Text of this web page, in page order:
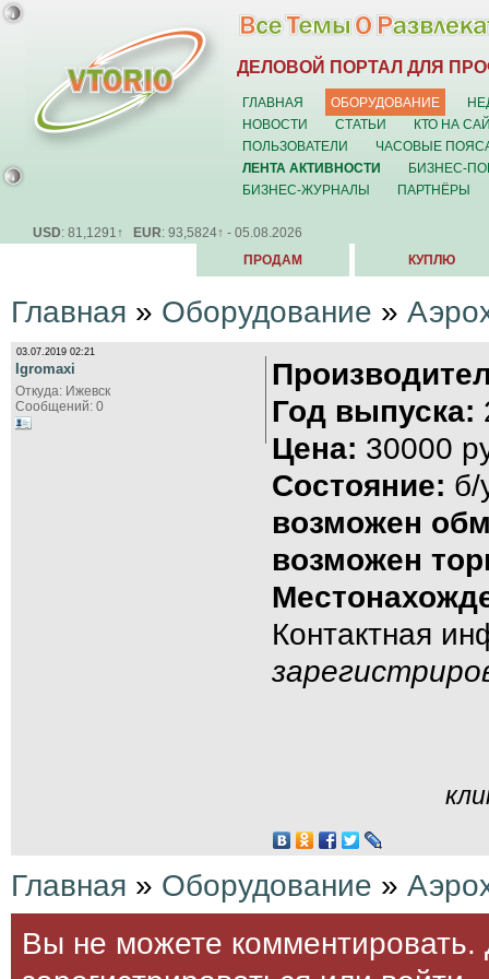
ДЕЛОВОЙ ПОРТАЛ ДЛЯ
ГЛАВНАЯ ОБОРУДОВАНИЕ
НОВОСТИ
СТАТЬИ
КТО НА
ПОЛЬЗОВАТЕЛИ
ЧАСОВЫЕ
ЛЕНТА АКТИВНОСТИ
БИЗНЕС-
БИЗНЕС-ЖУРНАЛЫ
ПАРТНЁРЫ
USD: 81,1291↑ EUR: 93,5824↑ - 05.08.2026
ПРОДАМ КУПЛЮ
Главная » Оборудование »
03.07.2019 02:21
Igromaxi
Откуда: Ижевск
Сообщений: 0
Год выпуска:
Цена: 30000
Состояние: б/
возможен
возможен
Контактная
Главная » Оборудование »
Вы не можете комментировать.